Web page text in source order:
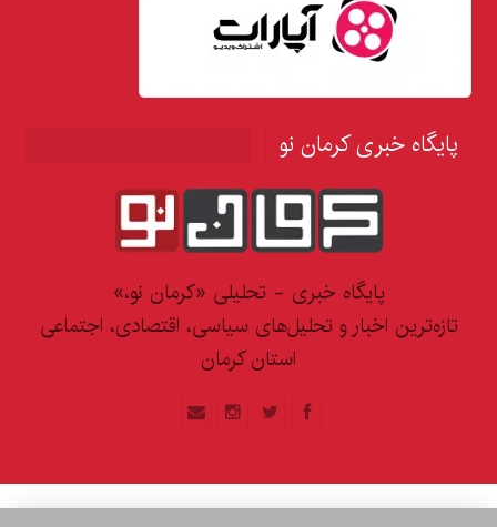
پایگاه خبری کرمان نو
پایگاه خبری - تحلیلی «کرمان نو،»
تازه‌ترین اخبار و تحلیل‌های سیاسی، اقتصادی، اجتماعی
استان کرمان